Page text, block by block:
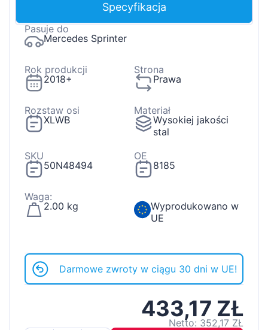
Specyfikacja
Pasuje do
Mercedes Sprinter
Rok produkcji
2018+
Strona
Prawa
Rozstaw osi
XLWB
Materiał
Wysokiej jakości
stal
SKU
50N48494
OE
8185
Waga:
2.00 kg
Wyprodukowano w
UE
Darmowe zwroty w ciągu 30 dni w UE!
433,17 ZŁ
Netto: 352,17 ZŁ